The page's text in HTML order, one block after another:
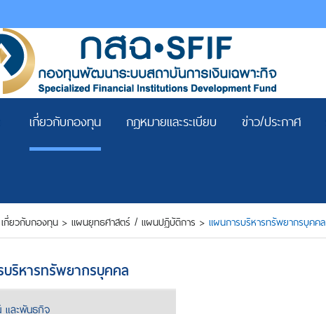
เกี่ยวกับกองทุน กฎหมายและระเบียบ ข่าว/ประกาศ
เกี่ยวกับกองทุน > แผนยุทธศาสตร์ / แผนปฏิบัติการ > แผนการบริหารทรัพยากรบุคคล
ริหารทรัพยากรบุคคล
และพันธกิจ